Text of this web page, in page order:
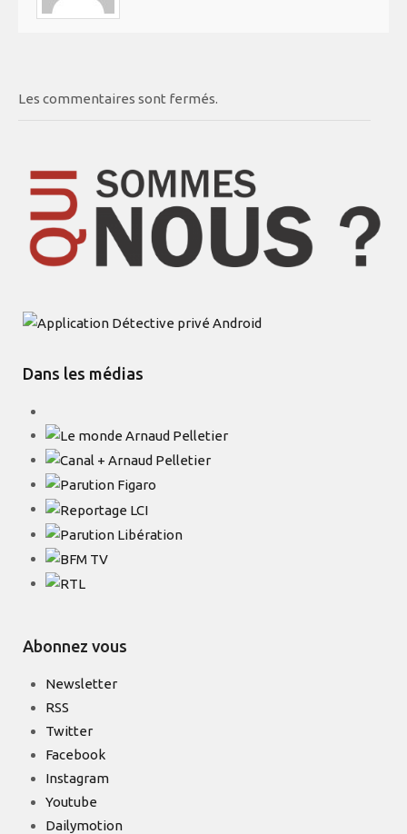
Les commentaires sont fermés.
Dans les médias
Abonnez vous
Newsletter
RSS
Twitter
Facebook
Instagram
Youtube
Dailymotion